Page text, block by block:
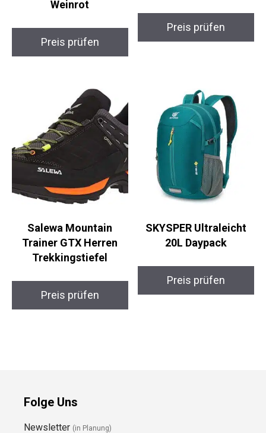
Weinrot
Preis prüfen Preis prüfen
Salewa Mountain
Trainer GTX Herren
Trekkingstiefel
Preis prüfen
SKYSPER Ultraleicht
20L Daypack
Preis prüfen
Folge Uns
Newsletter (in Planung)